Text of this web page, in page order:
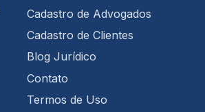
Cadastro de Advogados
Cadastro de Clientes
Blog Jurídico
Contato
Termos de Uso